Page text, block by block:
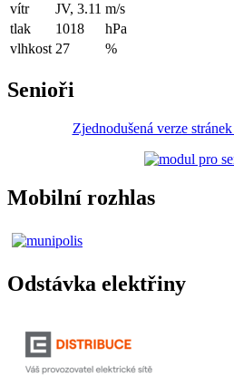
vítr
JV, 3.11 m/s
tlak
1018
hPa
vlhkost 27 %
Senioři
Zjednodušená verze
Mobilní rozhlas
Odstávka elektřiny